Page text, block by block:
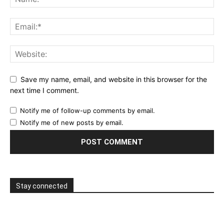
Save my name, email, and website in this browser for the
next time I comment.
Notify me of follow-up comments by email.
Notify me of new posts by email.
Stay connected